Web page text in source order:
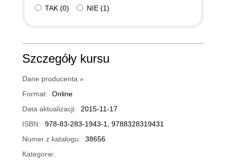
TAK (0) NIE (1)
Szczegóły kursu
Dane producenta »
Format:
Online
Data aktualizacji:
2015-11-17
ISBN:
978-83-283-1943-1, 9788328319431
Numer z katalogu:
38656
Kategorie: